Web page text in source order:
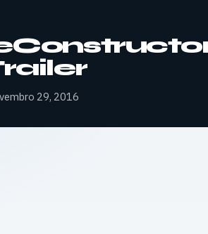
29, 2016